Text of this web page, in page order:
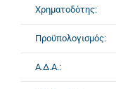
Χρηματοδότης:
Προϋπολογισμός:
Α.Δ.Α.: